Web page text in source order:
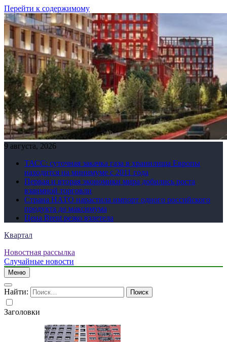
Перейти к содержимому
9 августа, 2026
ТАСС: суточная закачка газа в хранилища Европы
находится на минимуме с 2011 года
Первая и вторая экономики мира добились роста
взаимной торговли
Страна НАТО нарастила импорт одного российского
продукта до максимума
Цена Brent резко взлетела
Квартал
Новостная рассылка
Случайные новости
Меню
Найти:
Заголовки